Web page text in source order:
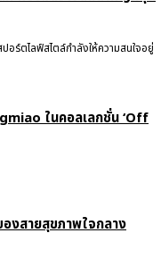
อร์ตไลฟ์สไตล์กำลังให้ความสนใจอยู่
ในคอลเลกชั่น ‘Off
งสายสุขภาพใจกลาง